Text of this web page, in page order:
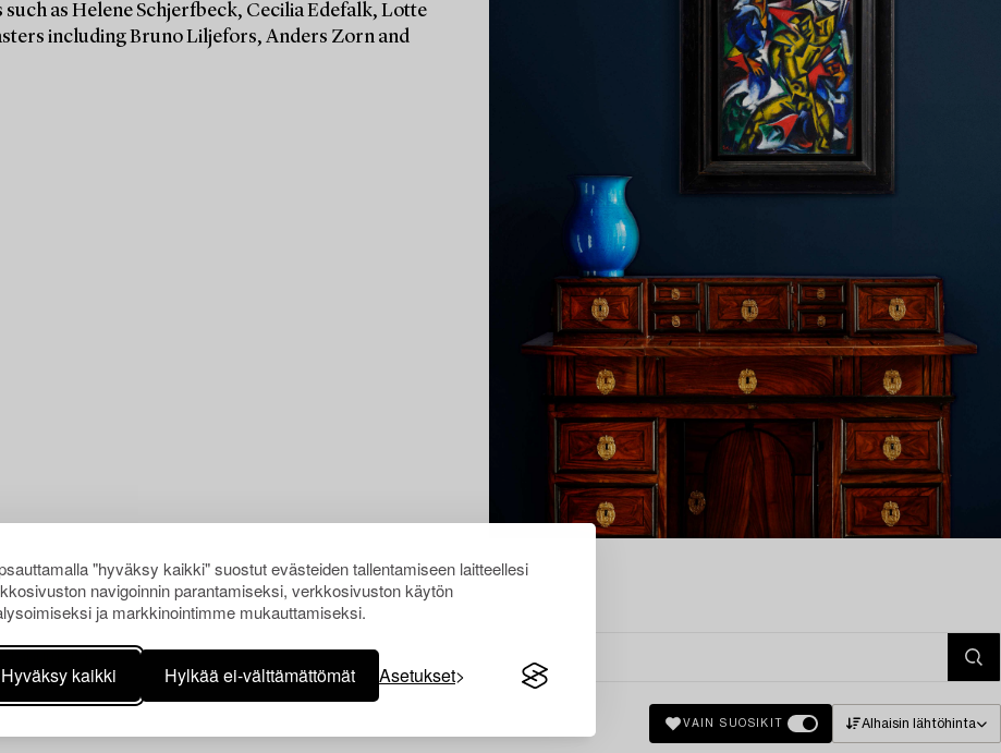
"hyväksy kaikki" suostut evästeiden tallentamiseen laitteellesi
navigoinnin parantamiseksi, verkkosivuston käytön
ja markkinointimme mukauttamiseksi.
Hyväksy kaikki Hylkää ei-välttämättömät Asetukset
as Helene Schjerfbeck, Cecilia Edefalk, Lotte
including Bruno Liljefors, Anders Zorn and
VAIN SUOSIKIT Alhaisin lähtöhinta